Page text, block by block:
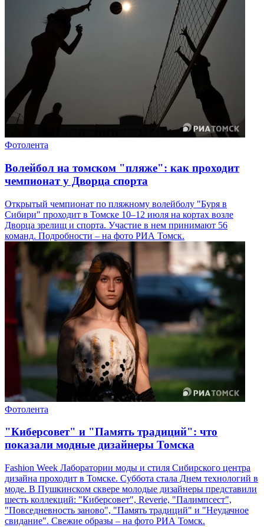
Фотолента
Волейбол на томском "пляже": как проходит
чемпионат у Дворца спорта
Открытый чемпионат по пляжному волейболу "Буря в
Сибири" проходит в Томске 10–12 июля на кортах возле
Дворца зрелищ и спорта. Участие в нем принимают 56
команд. Подробности – на фото РИА Томск.
Фотолента
"Киберсовет" и "Память традиций": что
показали модные дизайнеры Томска
Fashion Week Лаборатории моды и стиля Сибирского центра
дизайна проходит в Томске. Суббота стала Днем технологий в
моде. В Пушкинском сквере молодые дизайнеры представили
шесть коллекций: "Киберсовет", Reverie, "Палимпсест",
"Повседневность заново", "Память традиций" и "Неудачное
свидание". Свежие образы – на фото РИА Томск.